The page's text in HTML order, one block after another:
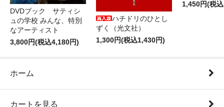
DVDブック サティシ
ュの学校 みんな、特別
なアーティスト
3,800円(税込4,180円)
ハチドリのひとし
ずく（光文社）
1,300円(税込1,430円)
1,450円(税
ホーム
カートを見る